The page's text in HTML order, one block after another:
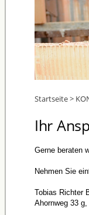
Startseite>
Ihr
Gerne beraten
Nehmen Sie
Tobias Richter
Ahornweg 33